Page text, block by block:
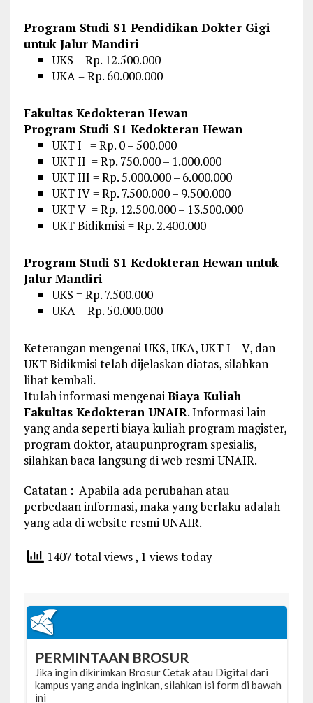
Program Studi S1 Pendidikan Dokter Gigi
untuk Jalur Mandiri
UKS = Rp. 12.500.000
UKA = Rp. 60.000.000
Fakultas Kedokteran Hewan
Program Studi S1 Kedokteran Hewan
UKT I = Rp. 0 – 500.000
UKT II = Rp. 750.000 – 1.000.000
UKT III = Rp. 5.000.000 – 6.000.000
UKT IV = Rp. 7.500.000 – 9.500.000
UKT V = Rp. 12.500.000 – 13.500.000
UKT Bidikmisi = Rp. 2.400.000
Program Studi S1 Kedokteran Hewan untuk
Jalur Mandiri
UKS = Rp. 7.500.000
UKA = Rp. 50.000.000
Keterangan mengenai UKS, UKA, UKT I – V, dan
UKT Bidikmisi telah dijelaskan diatas, silahkan
lihat kembali.
Itulah informasi mengenaiBiaya Kuliah
Fakultas Kedokteran UNAIR. Informasi lain
yang anda seperti biaya kuliah program magister,
program doktor, ataupunprogram spesialis,
silahkan baca langsung di web resmi UNAIR.
Catatan : Apabila ada perubahan atau
perbedaan informasi, maka yang berlaku adalah
yang ada di website resmi UNAIR.
1407 total views, 1 views today